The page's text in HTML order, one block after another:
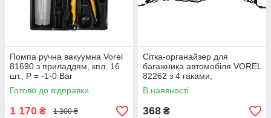
Помпа ручна вакуумна Vorel
81690 з приладдям, кпл. 16
шт., P = -1-0 Bar
Готово до відправки
1 170 ₴ 1 300 ₴
Сітка-органайзер для
багажника автомобіля VOREL
82262 з 4 гаками,
поліпропілен, 90 х 30 см
В наявності
368 ₴